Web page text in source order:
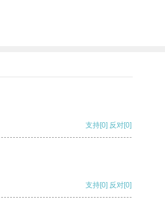
支持[0] 反对[0]
支持[0] 反对[0]